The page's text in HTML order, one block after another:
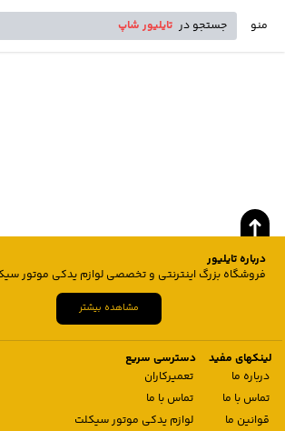
منو جستجو در تایلیور شاپ
درباره تایلیور
فروشگاه بزرگ اینترنتی و تخصصی لوازم یدکی موتور
مشاهده بیشتر
لینکهای مفید
درباره ما
تماس با ما
قوانین ما
دسترسی سریع
تعمیرکاران
تماس با ما
لوازم یدکی موتور سیکلت